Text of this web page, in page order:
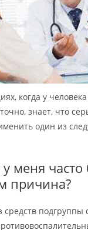
когда у
знает, что
один из
меня часто
причина?
средств подгруппы